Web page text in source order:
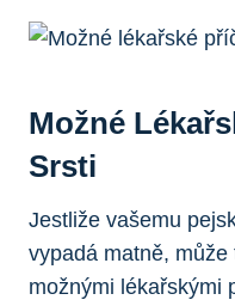
Možné
Srsti
Jestliže ​vašemu
vypadá matně,
možnými lékařskými